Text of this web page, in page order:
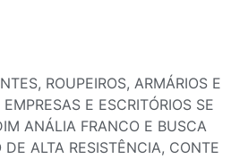
ROUPEIROS, ARMÁRIOS E
E ESCRITÓRIOS SE
ANÁLIA FRANCO E BUSCA
DE ALTA RESISTÊNCIA, CONTE